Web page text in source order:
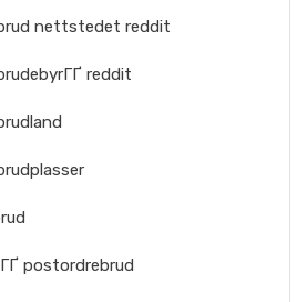
nettstedet reddit
reddit
postordrebrud